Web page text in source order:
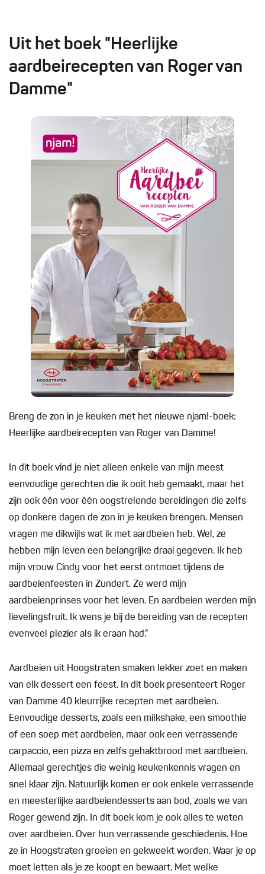
Uit het boek "Heerlijke
aardbeirecepten van Roger van
Damme"
Breng de zon in je keuken met het nieuwe njam!-boek:
Heerlijke aardbeirecepten van Roger van Damme!
In dit boek vind je niet alleen enkele van mijn meest
eenvoudige gerechten die ik ooit heb gemaakt, maar het
zijn ook één voor één oogstrelende bereidingen die zelfs
op donkere dagen de zon in je keuken brengen. Mensen
vragen me dikwijls wat ik met aardbeien heb. Wel, ze
hebben mijn leven een belangrijke draai gegeven. Ik heb
mijn vrouw Cindy voor het eerst ontmoet tijdens de
aardbeienfeesten in Zundert. Ze werd mijn
aardbeienprinses voor het leven. En aardbeien werden mijn
lievelingsfruit. Ik wens je bij de bereiding van de recepten
evenveel plezier als ik eraan had.”
Aardbeien uit Hoogstraten smaken lekker zoet en maken
van elk dessert een feest. In dit boek presenteert Roger
van Damme 40 kleurrijke recepten met aardbeien.
Eenvoudige desserts, zoals een milkshake, een smoothie
of een soep met aardbeien, maar ook een verrassende
carpaccio, een pizza en zelfs gehaktbrood met aardbeien.
Allemaal gerechtjes die weinig keukenkennis vragen en
snel klaar zijn. Natuurlijk komen er ook enkele verrassende
en meesterlijke aardbeiendesserts aan bod, zoals we van
Roger gewend zijn. In dit boek kom je ook alles te weten
over aardbeien. Over hun verrassende geschiedenis. Hoe
ze in Hoogstraten groeien en gekweekt worden. Waar je op
moet letten als je ze koopt en bewaart. Met welke